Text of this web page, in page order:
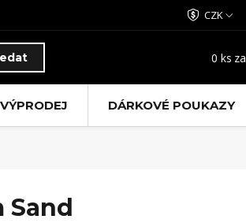
CZK
0 ks za
VÝPRODEJ DÁRKOVÉ POUKAZY
Sand